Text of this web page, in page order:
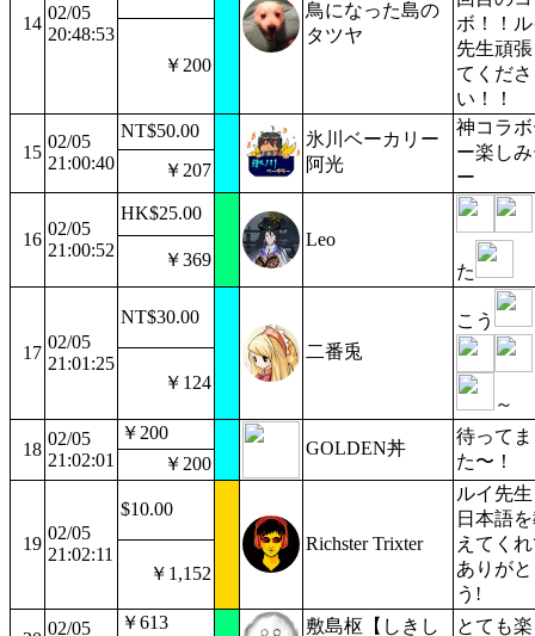
14
02/05
20:48:53
鳥になった島の
タツヤ
ボ！！
先生頑
てくださ
い！！
￥200
15
02/05
21:00:40
NT$50.00
氷川ベーカリー
阿光
神コラ
ー楽し
ー
￥207
16
02/05
21:00:52
HK$25.00
Leo
た
￥369
17
02/05
21:01:25
NT$30.00
二番兎
こう
～
￥124
18
02/05
21:02:01
￥200
GOLDEN丼
待って
た〜！
￥200
19
02/05
21:02:11
$10.00
Richster Trixter
ルイ先生
日本語
えてく
ありがと
う!
￥1,152
02/05 ￥613 敷島枢【しきし とても